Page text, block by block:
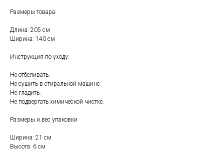
Размеры товара:
Длина: 205 см
Ширина: 140 см
Инструкция по уходу:
Не отбеливать.
Не сушить в стиральной машине.
Не гладить.
Не подвергать химической чистке.
Размеры и вес упаковки
Ширина: 21 см
Высота: 6 см
График работы:
с 10:00 до 22:00
без обеда и выходных
Контакты
Свяжитесь с нами
Почта:
info-msk@enkelshop.ru
ул. Поляны 8, ТЦ «ВИВА»